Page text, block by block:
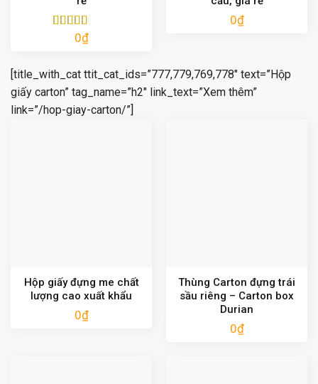
Được xếp
0₫
0₫
[title_with_cat ttit_cat_ids=”777,779,769,778″ text=”Hộp
giấy carton” tag_name=”h2″ link_text=”Xem thêm”
link=”/hop-giay-carton/”]
Hộp giấy đựng me chất
lượng cao xuất khẩu
0₫
Thùng Carton đựng trái
sầu riêng – Carton box
Durian
0₫